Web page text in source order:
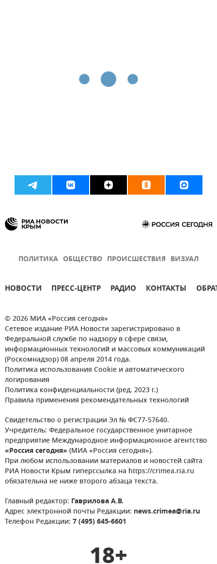
ПОЛИТИКА ОБЩЕСТВО ПРОИСШЕСТВИЯ ВИЗУАЛ
НОВОСТИ ПРЕСС-ЦЕНТР РАДИО КОНТАКТЫ
© 2026 МИА «Россия сегодня»
Сетевое издание РИА Новости зарегистрировано в
Федеральной службе по надзору в сфере связи,
информационных технологий и массовых коммуникаций
(Роскомнадзор) 08 апреля 2014 года.
Политика использования Cookie и автоматического
логирования
Политика конфиденциальности (ред. 2023 г.)
Правила применения рекомендательных технологий
Свидетельство о регистрации Эл № ФС77-57640.
Учредитель: Федеральное государственное унитарное
предприятие Международное информационное агентство
«Россия сегодня» (МИА «Россия сегодня»).
При любом использовании материалов и новостей сайта
РИА Новости Крым гиперссылка на https://crimea.ria.ru
обязательна не ниже второго абзаца текста.
Главный редактор: Гаврилова А.В.
Адрес электронной почты Редакции: news.crimea@ria.ru
Телефон Редакции: 7 (495) 645-6601